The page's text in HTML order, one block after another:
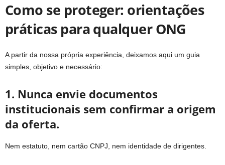
Como se proteger: orientações
práticas para qualquer ONG
A partir da nossa própria experiência, deixamos aqui um guia
simples, objetivo e necessário:
1. Nunca envie documentos
institucionais sem confirmar a origem
da oferta.
Nem estatuto, nem cartão CNPJ, nem identidade de dirigentes.